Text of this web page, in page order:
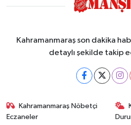
Kahramanmaraş son dakika
detaylı şekilde takip
Kahramanmaraş Nöbetçi
Eczaneler